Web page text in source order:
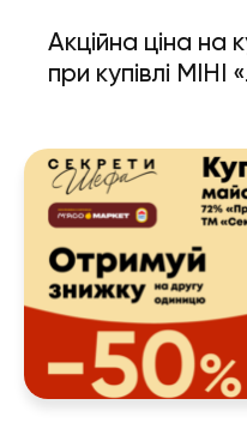
Акційна ціна на
при купівлі МІНІ